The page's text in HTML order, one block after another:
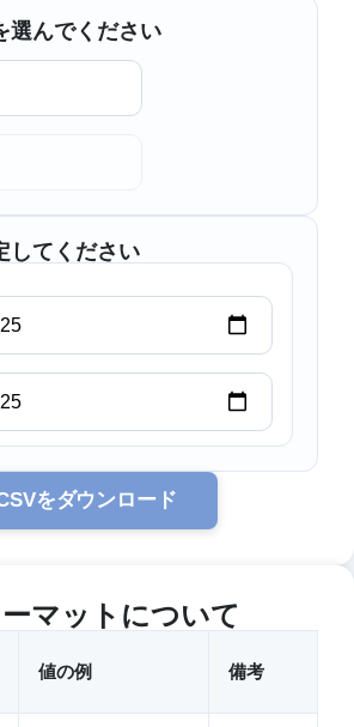
選んでください
してください
をダウンロード
マットについて
値の例 備考